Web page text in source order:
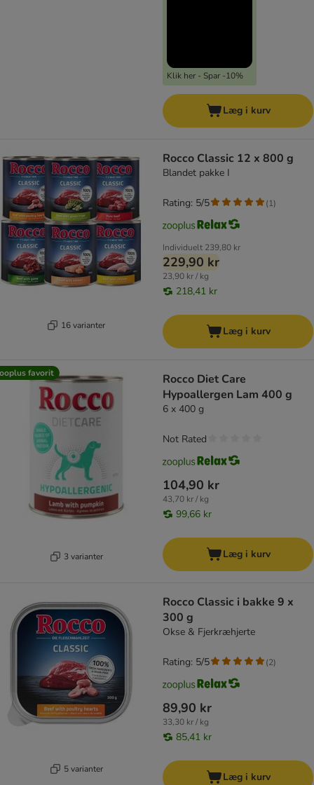
Klik her - Spar -10%
Læg i kurv
16 varianter
Rocco Classic 12 x 800 g
Blandet pakke I
Individuelt 239,80 kr
229,90 kr
23,90 kr / kg
218,41 kr
Rating: 5/5 (1)
Læg i kurv
favorit
3 varianter
Rocco Diet Care
Hypoallergen Lam 400 g
6 x 400 g
104,90 kr
43,70 kr / kg
99,66 kr
Not Rated
Læg i kurv
5 varianter
Rocco Classic i bakke 9 x
300 g
Okse & Fjerkræhjerte
89,90 kr
33,30 kr / kg
85,41 kr
Rating: 5/5 (2)
Læg i kurv